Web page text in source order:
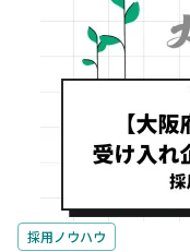
採用ノウハウ